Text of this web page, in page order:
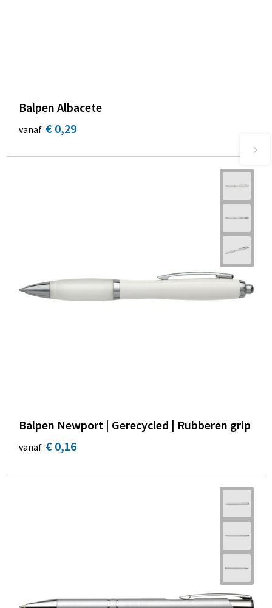
Balpen Albacete
vanaf € 0,29
Balpen Newport | Gerecycled | Rubberen grip
vanaf € 0,16